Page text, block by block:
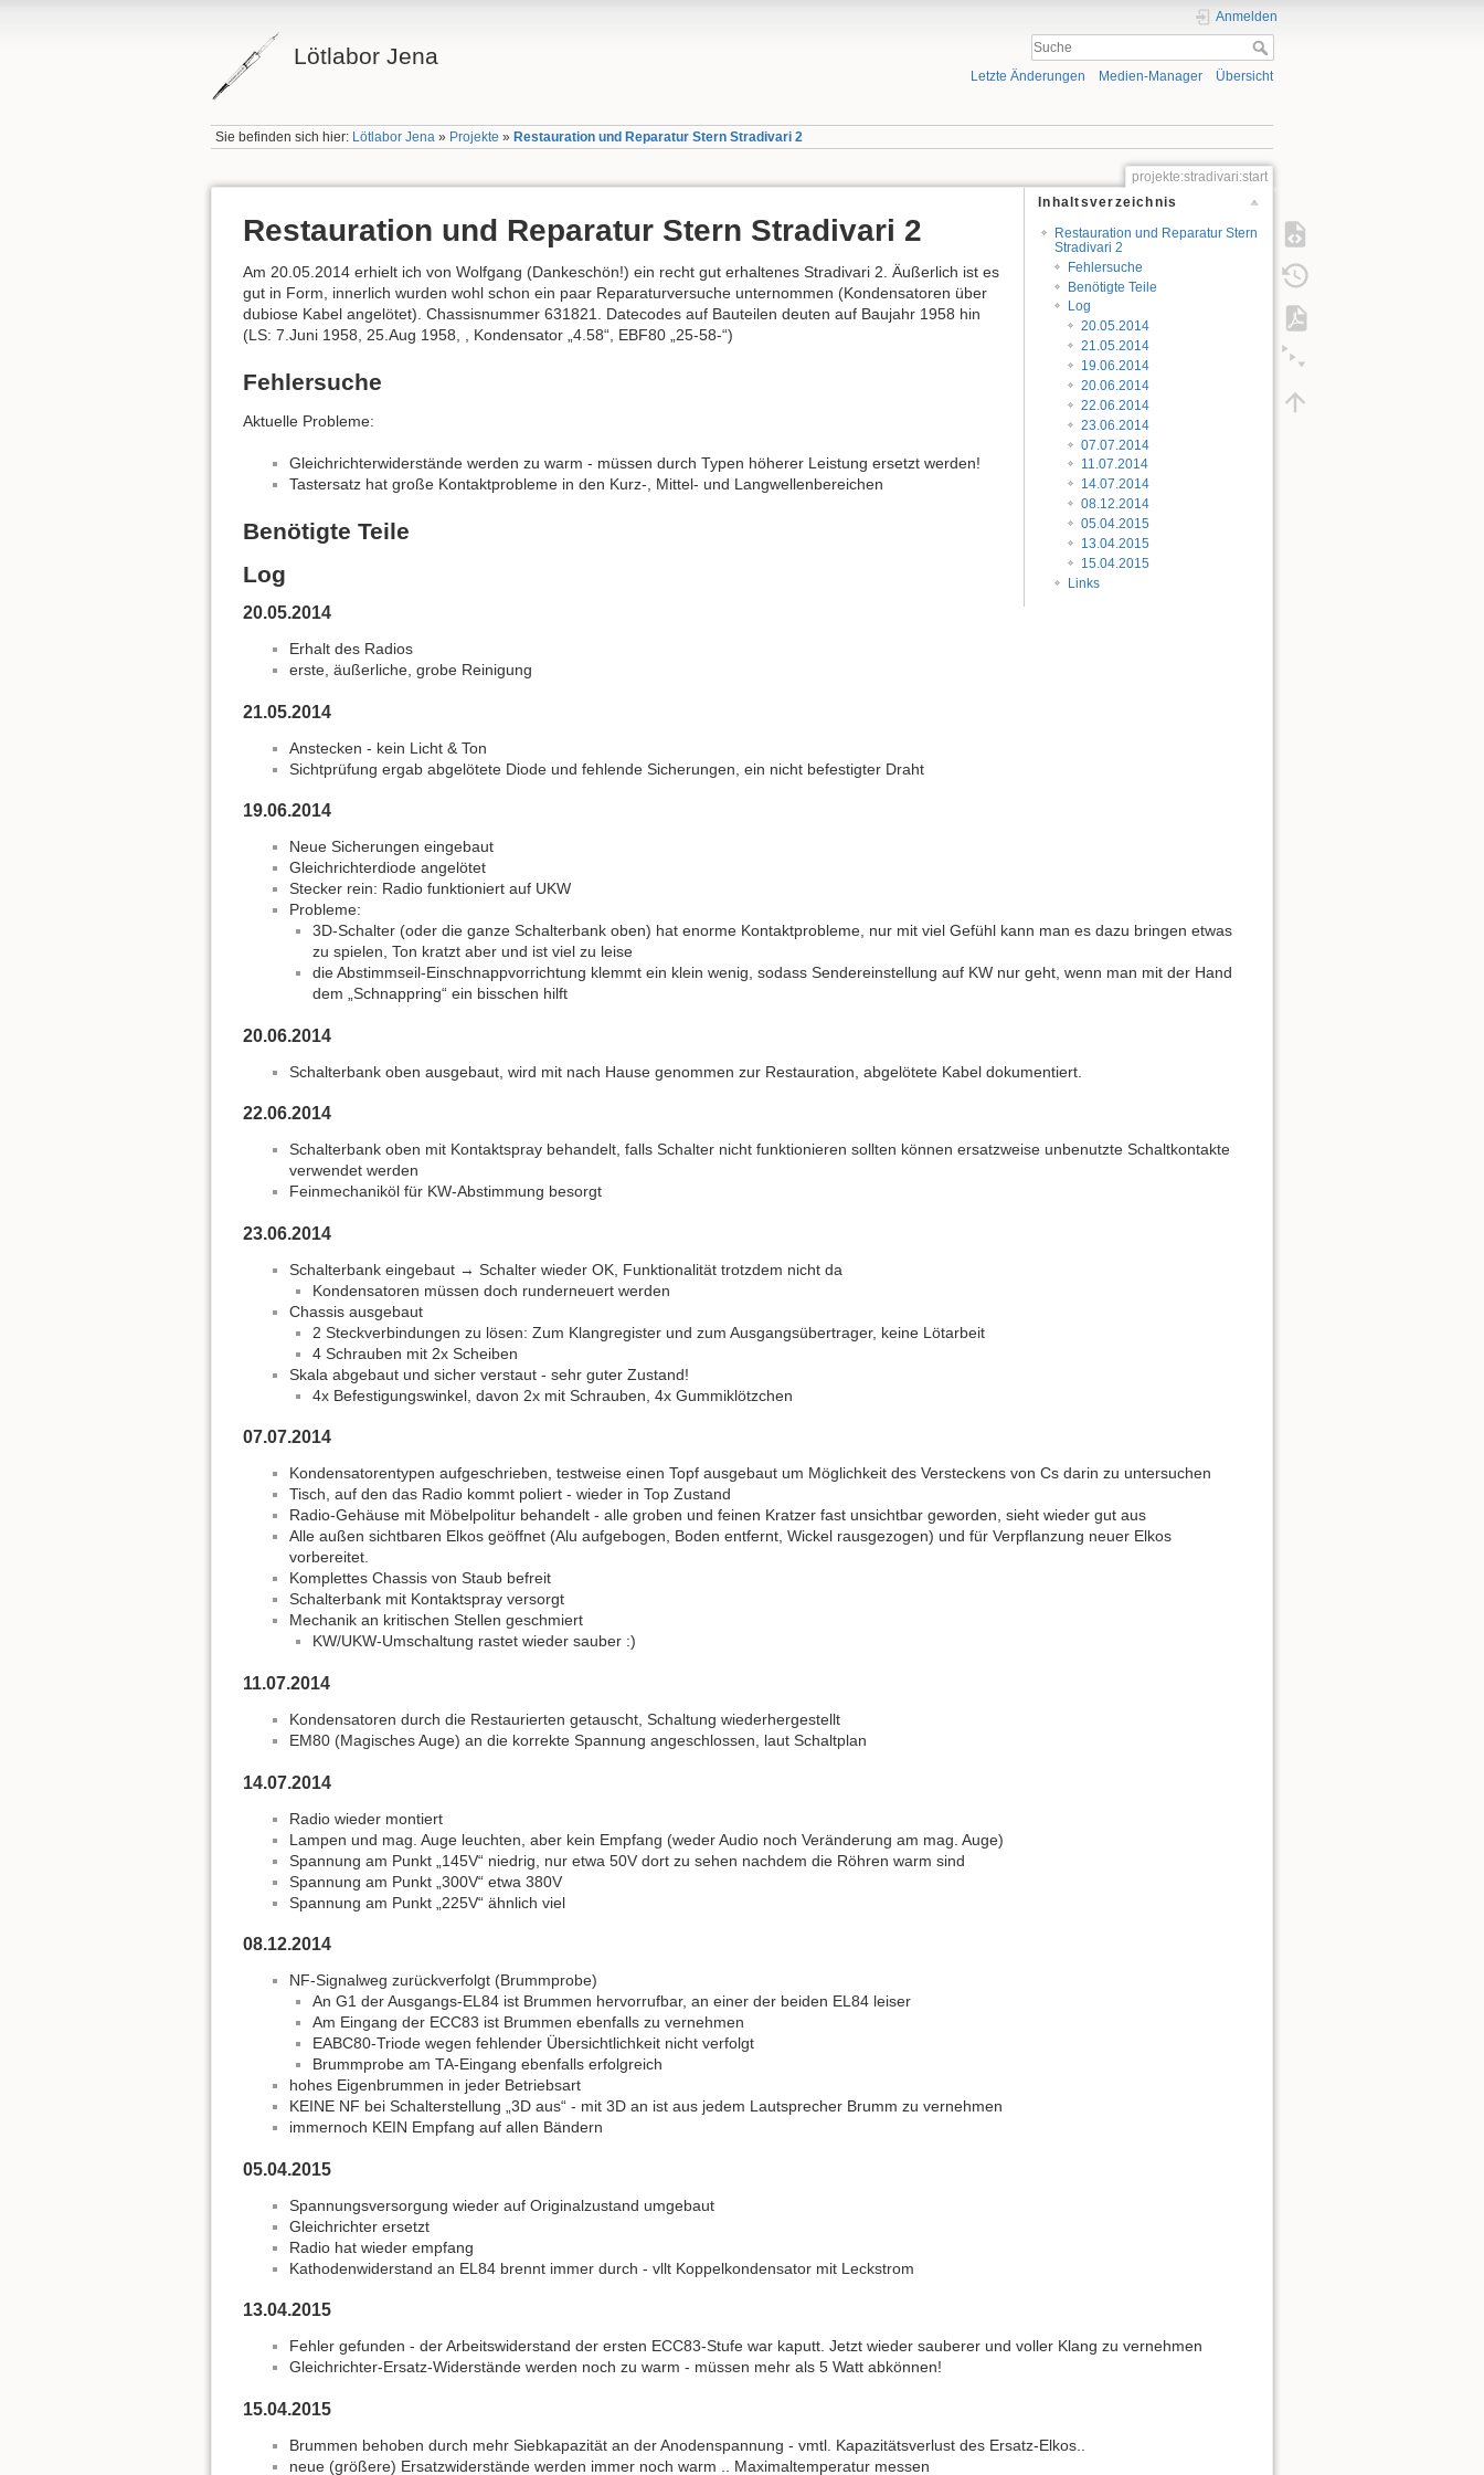
Lötlabor Jena
Anmelden
Letzte Änderungen Medien-Manager Übersicht
Sie befinden sich hier: Lötlabor Jena » Projekte » Restauration und Reparatur Stern Stradivari 2
projekte:stradivari:start
Inhaltsverzeichnis
Restauration und Reparatur Stern
Stradivari 2
Fehlersuche
Benötigte Teile
Log
20.05.2014
21.05.2014
19.06.2014
20.06.2014
22.06.2014
23.06.2014
07.07.2014
11.07.2014
14.07.2014
08.12.2014
05.04.2015
13.04.2015
15.04.2015
Links
Restauration und Reparatur Stern Stradivari 2
Am 20.05.2014 erhielt ich von Wolfgang (Dankeschön!) ein recht gut erhaltenes Stradivari 2. Äußerlich ist es
gut in Form, innerlich wurden wohl schon ein paar Reparaturversuche unternommen (Kondensatoren über
dubiose Kabel angelötet). Chassisnummer 631821. Datecodes auf Bauteilen deuten auf Baujahr 1958 hin
(LS: 7.Juni 1958, 25.Aug 1958, , Kondensator „4.58“, EBF80 „25-58-“)
Fehlersuche
Aktuelle Probleme:
Gleichrichterwiderstände werden zu warm - müssen durch Typen höherer Leistung ersetzt werden!
Tastersatz hat große Kontaktprobleme in den Kurz-, Mittel- und Langwellenbereichen
Benötigte Teile
Log
20.05.2014
Erhalt des Radios
erste, äußerliche, grobe Reinigung
21.05.2014
Anstecken - kein Licht & Ton
Sichtprüfung ergab abgelötete Diode und fehlende Sicherungen, ein nicht befestigter Draht
19.06.2014
Neue Sicherungen eingebaut
Gleichrichterdiode angelötet
Stecker rein: Radio funktioniert auf UKW
Probleme:
3D-Schalter (oder die ganze Schalterbank oben) hat enorme Kontaktprobleme, nur mit viel Gefühl kann man es dazu bringen etwas
zu spielen, Ton kratzt aber und ist viel zu leise
die Abstimmseil-Einschnappvorrichtung klemmt ein klein wenig, sodass Sendereinstellung auf KW nur geht, wenn man mit der Hand
dem „Schnappring“ ein bisschen hilft
20.06.2014
Schalterbank oben ausgebaut, wird mit nach Hause genommen zur Restauration, abgelötete Kabel dokumentiert.
22.06.2014
Schalterbank oben mit Kontaktspray behandelt, falls Schalter nicht funktionieren sollten können ersatzweise unbenutzte Schaltkontakte
verwendet werden
Feinmechaniköl für KW-Abstimmung besorgt
23.06.2014
Schalterbank eingebaut → Schalter wieder OK, Funktionalität trotzdem nicht da
Kondensatoren müssen doch runderneuert werden
Chassis ausgebaut
2 Steckverbindungen zu lösen: Zum Klangregister und zum Ausgangsübertrager, keine Lötarbeit
4 Schrauben mit 2x Scheiben
Skala abgebaut und sicher verstaut - sehr guter Zustand!
4x Befestigungswinkel, davon 2x mit Schrauben, 4x Gummiklötzchen
07.07.2014
Kondensatorentypen aufgeschrieben, testweise einen Topf ausgebaut um Möglichkeit des Versteckens von Cs darin zu untersuchen
Tisch, auf den das Radio kommt poliert - wieder in Top Zustand
Radio-Gehäuse mit Möbelpolitur behandelt - alle groben und feinen Kratzer fast unsichtbar geworden, sieht wieder gut aus
Alle außen sichtbaren Elkos geöffnet (Alu aufgebogen, Boden entfernt, Wickel rausgezogen) und für Verpflanzung neuer Elkos
vorbereitet.
Komplettes Chassis von Staub befreit
Schalterbank mit Kontaktspray versorgt
Mechanik an kritischen Stellen geschmiert
KW/UKW-Umschaltung rastet wieder sauber :)
11.07.2014
Kondensatoren durch die Restaurierten getauscht, Schaltung wiederhergestellt
EM80 (Magisches Auge) an die korrekte Spannung angeschlossen, laut Schaltplan
14.07.2014
Radio wieder montiert
Lampen und mag. Auge leuchten, aber kein Empfang (weder Audio noch Veränderung am mag. Auge)
Spannung am Punkt „145V“ niedrig, nur etwa 50V dort zu sehen nachdem die Röhren warm sind
Spannung am Punkt „300V“ etwa 380V
Spannung am Punkt „225V“ ähnlich viel
08.12.2014
NF-Signalweg zurückverfolgt (Brummprobe)
An G1 der Ausgangs-EL84 ist Brummen hervorrufbar, an einer der beiden EL84 leiser
Am Eingang der ECC83 ist Brummen ebenfalls zu vernehmen
EABC80-Triode wegen fehlender Übersichtlichkeit nicht verfolgt
Brummprobe am TA-Eingang ebenfalls erfolgreich
hohes Eigenbrummen in jeder Betriebsart
KEINE NF bei Schalterstellung „3D aus“ - mit 3D an ist aus jedem Lautsprecher Brumm zu vernehmen
immernoch KEIN Empfang auf allen Bändern
05.04.2015
Spannungsversorgung wieder auf Originalzustand umgebaut
Gleichrichter ersetzt
Radio hat wieder empfang
Kathodenwiderstand an EL84 brennt immer durch - vllt Koppelkondensator mit Leckstrom
13.04.2015
Fehler gefunden - der Arbeitswiderstand der ersten ECC83-Stufe war kaputt. Jetzt wieder sauberer und voller Klang zu vernehmen
Gleichrichter-Ersatz-Widerstände werden noch zu warm - müssen mehr als 5 Watt abkönnen!
15.04.2015
Brummen behoben durch mehr Siebkapazität an der Anodenspannung - vmtl. Kapazitätsverlust des Ersatz-Elkos..
neue (größere) Ersatzwiderstände werden immer noch warm .. Maximaltemperatur messen